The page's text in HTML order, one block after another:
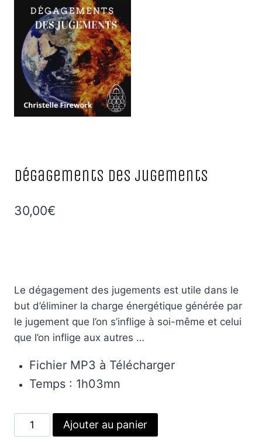
Dégagements des jugements
30,00€
Le dégagement des jugements est utile dans le
but d’éliminer la charge énergétique générée par
le jugement que l’on s’inflige à soi-même et celui
que l’on inflige aux autres …
Fichier MP3 à Télécharger
Temps : 1h03mn
quantité
de
Ajouter au panier